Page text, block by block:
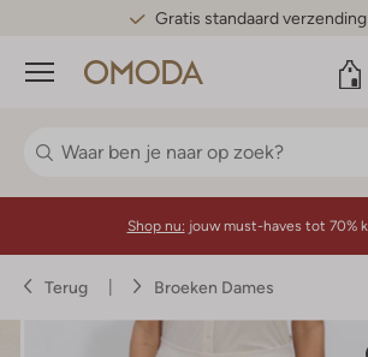
Gratis standaard
Menu
Shop nu: jouw must-haves tot 70%
Terug Broeken Dames